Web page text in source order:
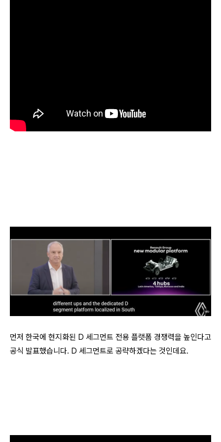
먼저 한국에 현지화된 D 세그먼트 전용 플랫폼 경쟁력을 높인다고
공식 발표했습니다. D 세그먼트로 공략하겠다는 것인데요.